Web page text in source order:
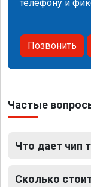
телефону и
Позвонить
Частые
Что дает чип
Сколько